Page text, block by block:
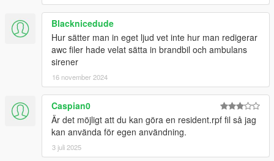
Blacknicedude
Hur sätter man in eget ljud vet inte hur man redigerar
awc filer hade velat sätta in brandbil och ambulans
sirener
16 november 2024
Caspian0
Är det möjligt att du kan göra en resident.rpf fil så jag
kan använda för egen användning.
3 juli 2025